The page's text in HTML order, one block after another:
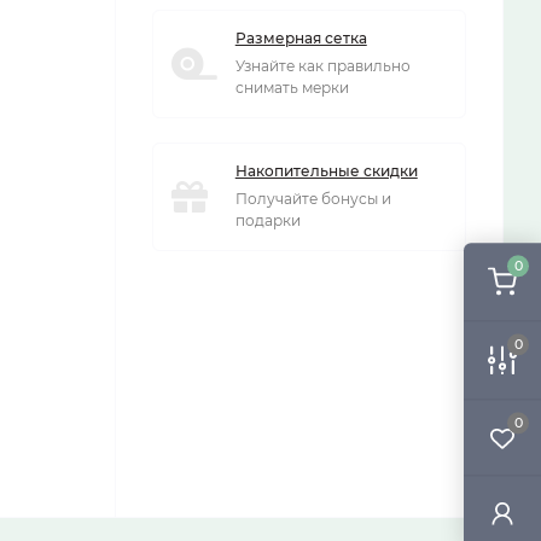
0
0
0
Размерная сетка
Узнайте как правильно
снимать мерки
Накопительные скидки
Получайте бонусы и
подарки